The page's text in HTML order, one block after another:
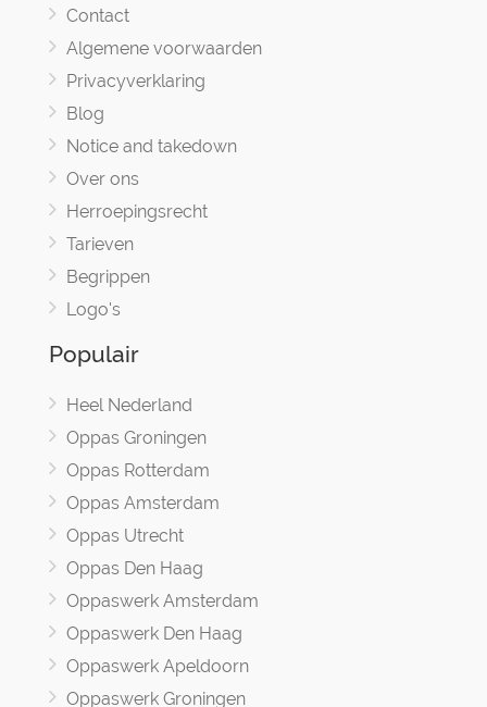
Contact
Algemene voorwaarden
Privacyverklaring
Blog
Notice and takedown
Over ons
Herroepingsrecht
Tarieven
Begrippen
Logo's
Populair
Heel Nederland
Oppas Groningen
Oppas Rotterdam
Oppas Amsterdam
Oppas Utrecht
Oppas Den Haag
Oppaswerk Amsterdam
Oppaswerk Den Haag
Oppaswerk Apeldoorn
Oppaswerk Groningen